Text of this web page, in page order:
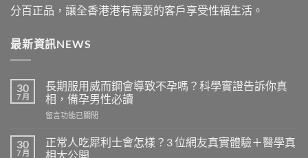
分百正品，讓全香港港有需要的客戶享受性福生活。
最新資訊NEWS
30
7 月
長期服用威而鋼會導致不孕嗎？科學實證告訴你真
相，備孕男性必讀
在
期
服
留言功能已關閉
30
7 月
正常人吃犀利士會怎樣？3 位網友真實體驗＋醫學真
相大公開